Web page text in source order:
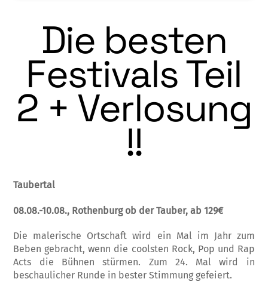
Die besten
Festivals Teil
2 + Verlosung
!!
Taubertal
08.08.-10.08., Rothenburg ob der Tauber, ab 129€
Die malerische Ortschaft wird ein Mal im Jahr zum
Beben gebracht, wenn die coolsten Rock, Pop und Rap
Acts die Bühnen stürmen. Zum 24. Mal wird in
beschaulicher Runde in bester Stimmung gefeiert.